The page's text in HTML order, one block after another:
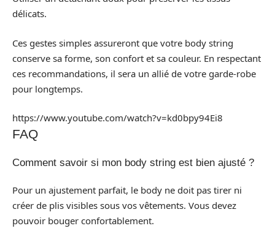
délicats.
Ces gestes simples assureront que votre body string
conserve sa forme, son confort et sa couleur. En respectant
ces recommandations, il sera un allié de votre garde-robe
pour longtemps.
https://www.youtube.com/watch?v=kd0bpy94Ei8
FAQ
Comment savoir si mon body string est bien ajusté ?
Pour un ajustement parfait, le body ne doit pas tirer ni
créer de plis visibles sous vos vêtements. Vous devez
pouvoir bouger confortablement.